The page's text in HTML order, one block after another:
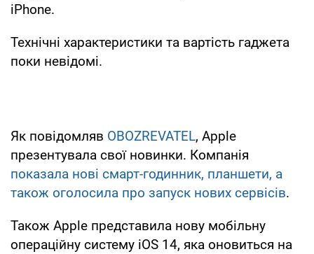
iPhone.
Технічні характеристики та вартість гаджета
поки невідомі.
Як повідомляв OBOZREVATEL, Apple
презентувала свої новинки. Компанія
показала нові смарт-годинник, планшети, а
також оголосила про запуск нових сервісів.
Також Apple представила нову мобільну
операційну систему iOS 14, яка оновиться на